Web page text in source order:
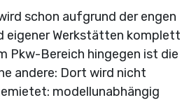
schon aufgrund der engen
eigener Werkstätten komplett
Pkw-Bereich hingegen ist die
andere: Dort wird nicht
modellunabhängig